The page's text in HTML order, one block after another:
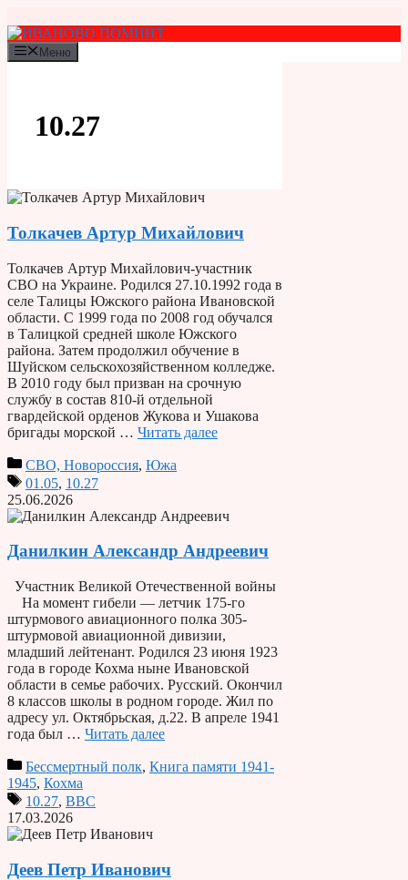
к
содержимому
Меню
10.27
Толкачев Артур Михайлович
Толкачев Артур Михайлович-участник
СВО на Украине. Родился 27.10.1992 года в
селе Талицы Южского района Ивановской
области. С 1999 года по 2008 год обучался
в Талицкой средней школе Южского
района. Затем продолжил обучение в
Шуйском сельскохозяйственном колледже.
В 2010 году был призван на срочную
службу в состав 810-й отдельной
гвардейской орденов Жукова и Ушакова
бригады морской … Читать далее
СВО, Новороссия, Южа
01.05, 10.27
25.06.2026
Данилкин Александр Андреевич
Участник Великой Отечественной войны
На момент гибели — летчик 175-го
штурмового авиационного полка 305-
штурмовой авиационной дивизии,
младший лейтенант. Родился 23 июня 1923
года в городе Кохма ныне Ивановской
области в семье рабочих. Русский. Окончил
8 классов школы в родном городе. Жил по
адресу ул. Октябрьская, д.22. В апреле 1941
года был … Читать далее
Бессмертный полк, Книга памяти 1941-
1945, Кохма
10.27, ВВС
17.03.2026
Деев Петр Иванович